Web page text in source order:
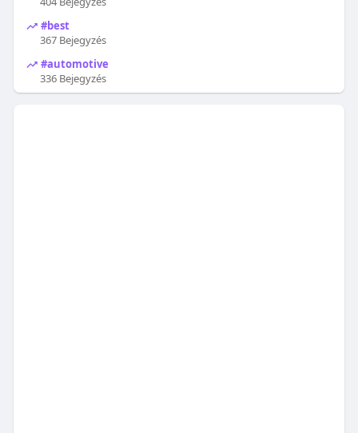
#best
367 Bejegyzés
#automotive
336 Bejegyzés